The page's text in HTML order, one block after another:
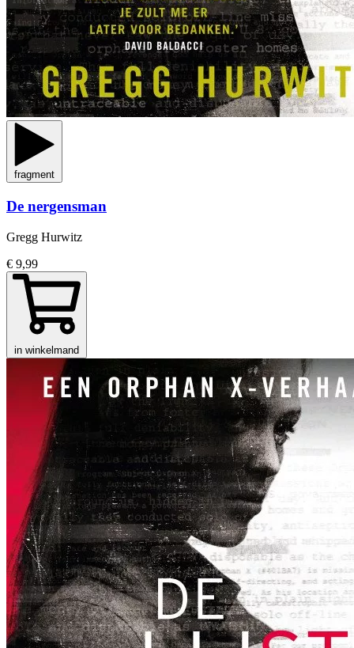
fragment
De nergensman
Gregg Hurwitz
€ 9,99
in winkelmand